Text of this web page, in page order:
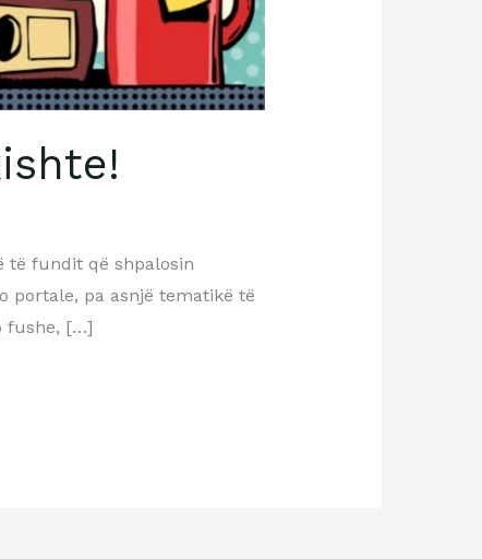
të fundit që shpalosin
portale, pa asnjë tematikë të
fushe, […]